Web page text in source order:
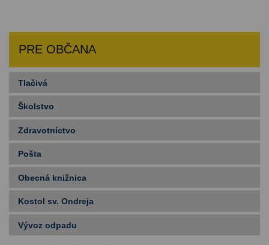
PRE OBČANA
Tlačivá
Školstvo
Zdravotníctvo
Pošta
Obecná knižnica
Kostol sv. Ondreja
Vývoz odpadu